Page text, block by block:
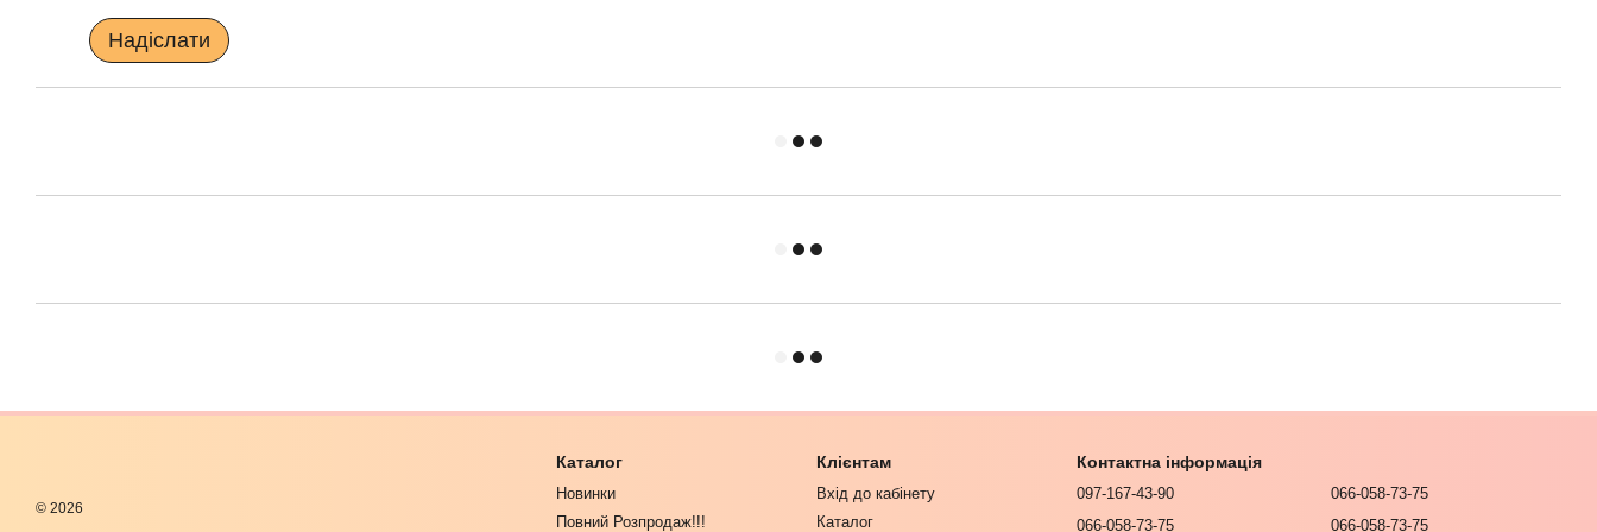
Надіслати
© 2026
Каталог
Новинки
Повний Розпродаж!!!
Клієнтам
Вхід до кабінету
Каталог
Контактна інформація
097-167-43-90
066-058-73-75
066-058-73-75
066-058-73-75